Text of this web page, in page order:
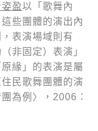
姿盈以「歌舞內
些團體的演出內
表演場域則有
非固定）表演」
緣」的表演是屬
民歌舞團體的演
為例〉，2006：